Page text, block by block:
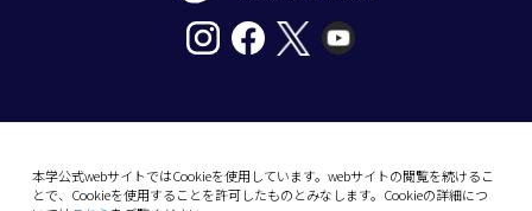
本学公式webサイトではCookieを使用しています。webサイトの閲覧を続けるこ
とで、Cookieを使用することを許可したものとみなします。Cookieの詳細につ
10-13 Dogo-Himata, Matsuyama, Ehime 790-